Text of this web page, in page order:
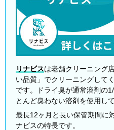
リナビスは老舗クリーニング
い品質」でクリーニングして
です。ドライ臭が通常溶剤の
とんど臭わない溶剤を使用して
最長12ヶ月と長い保管期間に
ナビスの特長です。